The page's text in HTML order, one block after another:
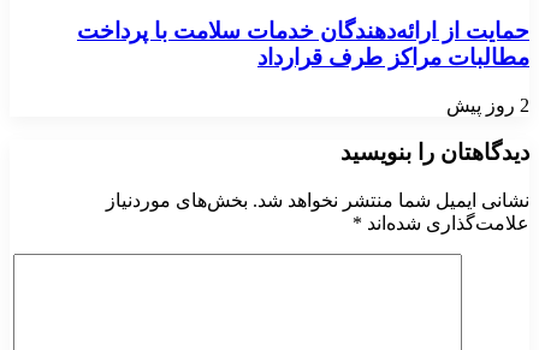
حمایت از ارائه‌دهندگان خدمات سلامت با پرداخت
مطالبات مراکز طرف قرارداد
2 روز پیش
دیدگاهتان را بنویسید
نشانی ایمیل شما منتشر نخواهد شد. بخش‌های موردنیاز
علامت‌گذاری شده‌اند *